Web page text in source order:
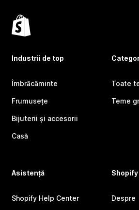
Industrii de top
Îmbrăcăminte
Frumusețe
Bijuterii și accesorii
Casă
Toate
Teme
Asistență
Shopify Help Center
Shopify
Despre